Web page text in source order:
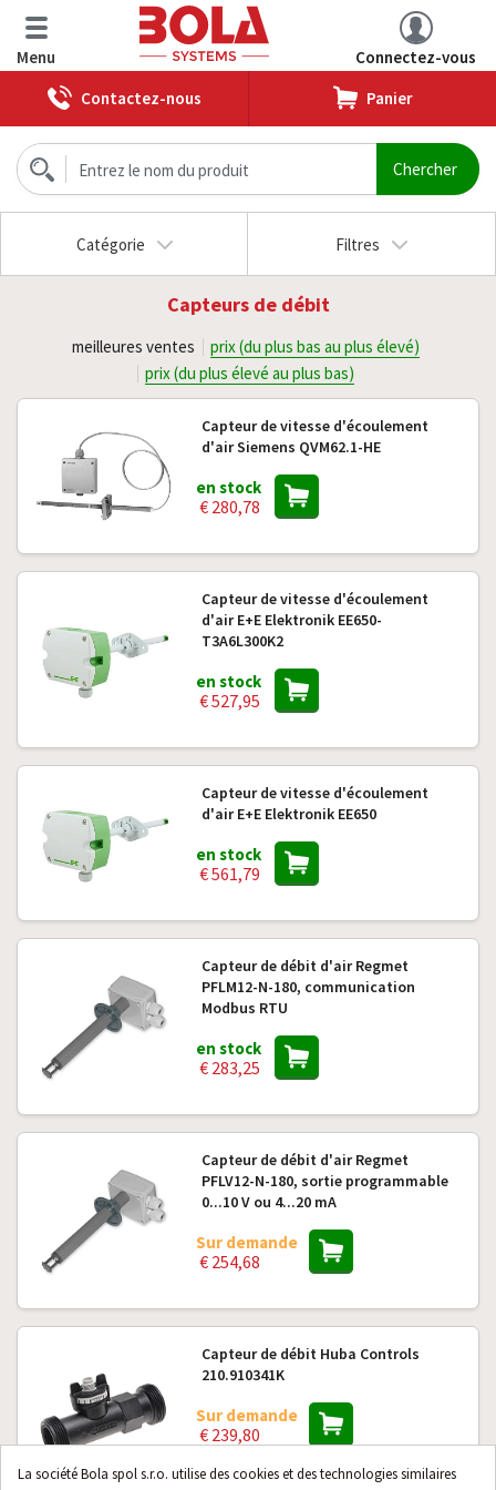
La société Bola spol s.r.o. utilise des cookies et des technologies similaires
Menu
Connectez-vous
Contactez-nous
Panier
Catégorie Filtres
Capteurs de débit
meilleures ventes
prix (du plus bas au plus élevé)
prix (du plus élevé au plus bas)
Capteur de vitesse d'écoulement
d'air Siemens QVM62.1-HE
en stock
€ 280,78
Capteur de vitesse d'écoulement
d'air E+E Elektronik EE650-
T3A6L300K2
en stock
€ 527,95
Capteur de vitesse d'écoulement
d'air E+E Elektronik EE650
en stock
€ 561,79
Capteur de débit d'air Regmet
PFLM12-N-180, communication
Modbus RTU
en stock
€ 283,25
Capteur de débit d'air Regmet
PFLV12-N-180, sortie programmable
0...10 V ou 4...20 mA
Sur demande
€ 254,68
Capteur de débit Huba Controls
210.910341K
Sur demande
€ 239,80